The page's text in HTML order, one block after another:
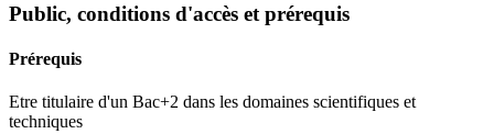
Public, conditions d'accès et prérequis
Prérequis
Etre titulaire d'un Bac+2 dans les domaines scientifiques et
techniques